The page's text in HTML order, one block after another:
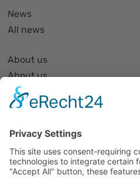
News
All news
About us
About us
Organization and Structure
Partner list and partner profiles
Events
All events